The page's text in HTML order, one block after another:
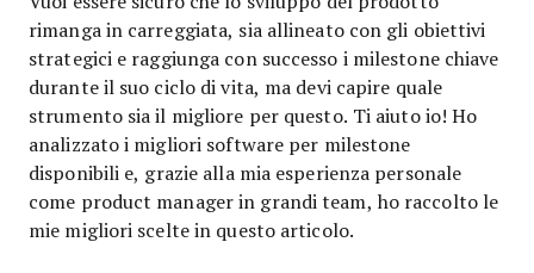
rimanga in carreggiata, sia allineato con gli obiettivi
strategici e raggiunga con successo i milestone chiave
durante il suo ciclo di vita, ma devi capire quale
strumento sia il migliore per questo. Ti aiuto io! Ho
analizzato i migliori software per milestone
disponibili e, grazie alla mia esperienza personale
come product manager in grandi team, ho raccolto le
mie migliori scelte in questo articolo.